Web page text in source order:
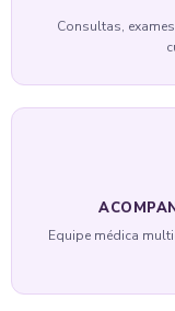
Consultas,
Equipe médica